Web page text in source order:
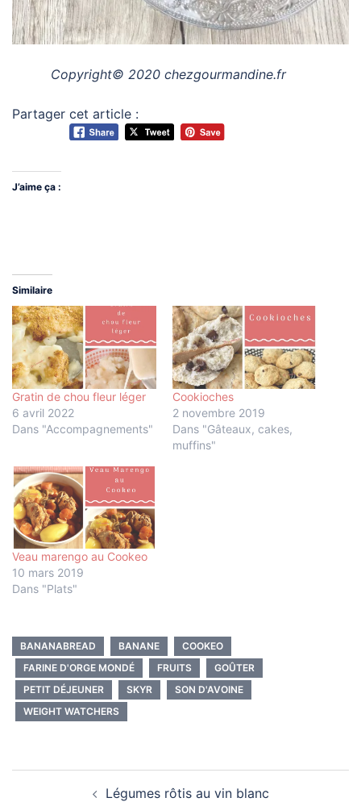
Copyright© 2020 chezgourmandine.fr
Partager cet article :
J’aime ça :
Similaire
Gratin de chou fleur léger
6 avril 2022
Dans "Accompagnements"
Cookioches
2 novembre 2019
Dans "Gâteaux, cakes,
muffins"
Veau marengo au Cookeo
10 mars 2019
Dans "Plats"
BANANABREAD BANANE
COOKEO
FARINE D'ORGE MONDÉ
FRUITS
GOÛTER
PETIT DÉJEUNER
SKYR
SON D'AVOINE
WEIGHT WATCHERS
Légumes rôtis au vin blanc